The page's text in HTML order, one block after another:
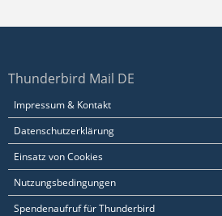
Thunderbird Mail DE
Impressum & Kontakt
Datenschutzerklärung
Einsatz von Cookies
Nutzungsbedingungen
Spendenaufruf für Thunderbird